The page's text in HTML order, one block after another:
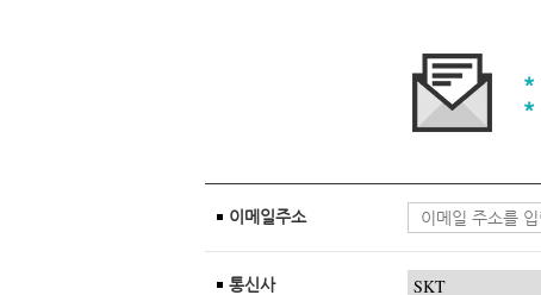
이메일주소
통신사